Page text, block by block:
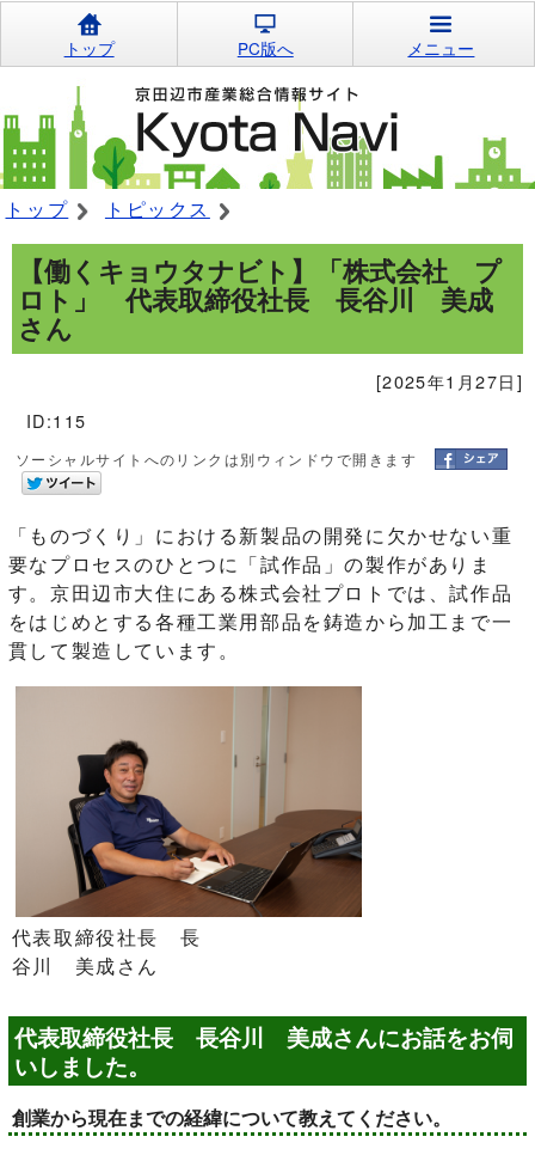
トップ PC版へ メニュー
トップ トピックス
【働くキョウタナビト】「株式会社 プ
ロト」 代表取締役社長 長谷川 美成
さん
[2025年1月27日]
ID:115
ソーシャルサイトへのリンクは別ウィンドウで開きます
「ものづくり」における新製品の開発に欠かせない重
要なプロセスのひとつに「試作品」の製作がありま
す。京田辺市大住にある株式会社プロトでは、試作品
をはじめとする各種工業用部品を鋳造から加工まで一
貫して製造しています。
代表取締役社長 長
谷川 美成さん
代表取締役社長 長谷川 美成さんにお話をお伺
いしました。
創業から現在までの経緯について教えてください。